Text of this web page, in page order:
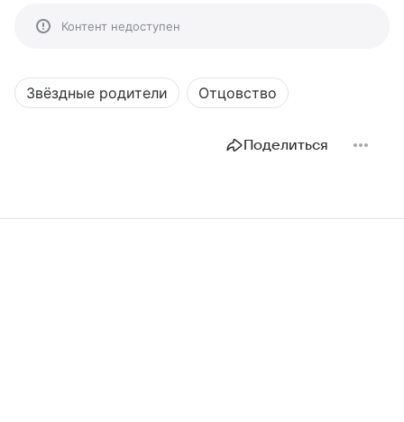
Контент недоступен
Звёздные родители Отцовство
Поделиться